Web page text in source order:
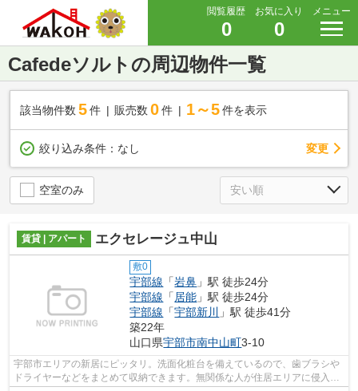
閲覧履歴
0
お気に入り
0
メニュー
Cafedeソルトの周辺物件一覧
該当物件数 5件 販売数 0 件 1～5 件を表示
絞り込み条件： なし 変更
空室のみ
賃貸 | アパート エクセレージュ中山
敷0
宇部線 「岩鼻 」駅 徒歩24分
宇部線 「居能 」駅 徒歩24分
宇部線 「宇部新川
」駅 徒歩41分
築22年
山口県宇部市南中山町3-10
宇部市エリアの新居にピッタリ。洗面化粧台を備えているので、歯ブラシや
ドライヤーなどをまとめて収納できます。無関係な人が住居エリアに侵入し